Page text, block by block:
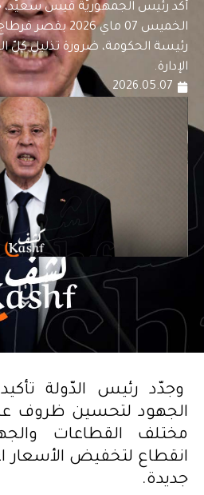
أكد رئيس الجمهوريّة قيس سعيّد،
الخميس 07 ماي
رئيسة الحكومة، ضرورة تذليل كلّ
الإدارة.
2026.05.07
وجدّد رئيس الدّولة
الجهود لتحسين ظروف
مختلف القطاعات
انقطاع لتخفيض الأسعار
جديدة.